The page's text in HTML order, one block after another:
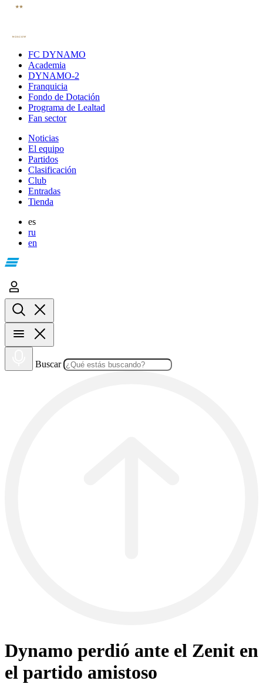
FC DYNAMO
Academia
DYNAMO-2
Franquicia
Fondo de Dotación
Programa de Lealtad
Fan sector
Noticias
El equipo
Partidos
Clasificación
Club
Entradas
Tienda
es
ru
en
Buscar
Dynamo perdió ante el Zenit en
el partido amistoso